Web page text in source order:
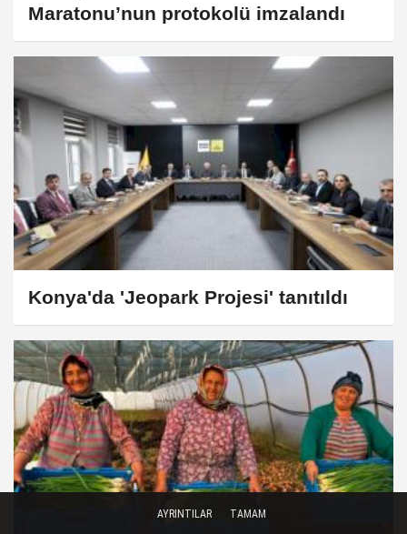
Maratonu’nun protokolü imzalandı
Konya'da 'Jeopark Projesi' tanıtıldı
AYRINTILAR TAMAM